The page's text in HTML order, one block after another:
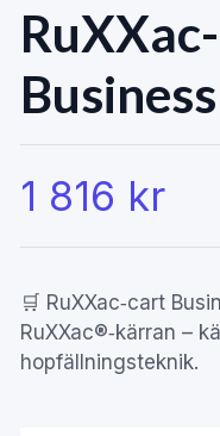
1 816 kr
🛒 RuXXac‑cart
RuXXac®‑kärran –
hopfällningsteknik.